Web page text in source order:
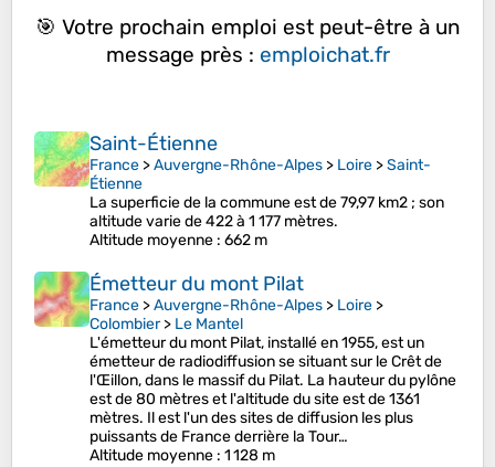
🎯 Votre prochain emploi est peut-être à un
message près : emploichat.fr
Saint-Étienne
France >Auvergne-Rhône-Alpes > Loire >Saint-
Étienne
La superficie de la commune est de 79,97 km2 ; son
altitude varie de 422 à 1 177 mètres.
Altitude moyenne : 662 m
Émetteur du mont Pilat
France >Auvergne-Rhône-Alpes > Loire >
Colombier> Le Mantel
L'émetteur du mont Pilat, installé en 1955, est un
émetteur de radiodiffusion se situant sur le Crêt de
l'Œillon, dans le massif du Pilat. La hauteur du pylône
est de 80 mètres et l'altitude du site est de 1361
mètres. Il est l'un des sites de diffusion les plus
puissants de France derrière la Tour…
Altitude moyenne : 1 128 m